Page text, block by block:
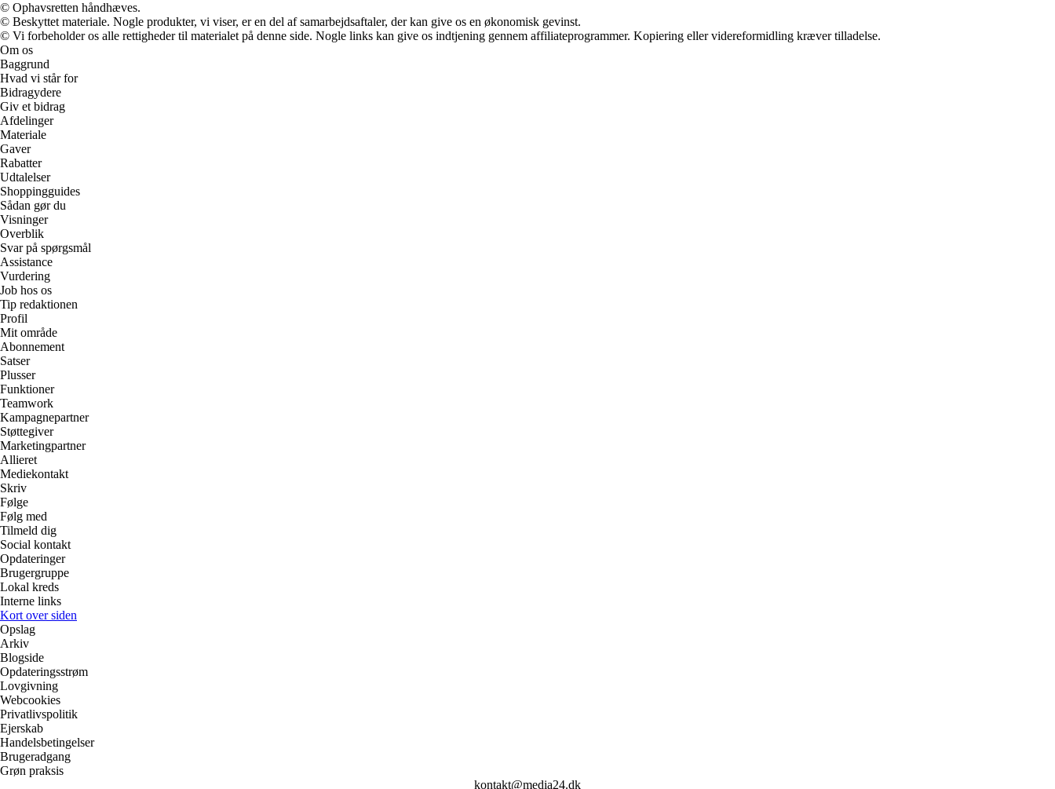
© Ophavsretten håndhæves.
© Beskyttet materiale. Nogle produkter, vi viser, er en del af samarbejdsaftaler, der kan give os en økonomisk gevinst.
© Vi forbeholder os alle rettigheder til materialet på denne side. Nogle links kan give os indtjening gennem affiliateprogrammer. Kopiering eller videreformidling kræver tilladelse.
Om os
Baggrund
Hvad vi står for
Bidragydere
Giv et bidrag
Afdelinger
Materiale
Gaver
Rabatter
Udtalelser
Shoppingguides
Sådan gør du
Visninger
Overblik
Svar på spørgsmål
Assistance
Vurdering
Job hos os
Tip redaktionen
Profil
Mit område
Abonnement
Satser
Plusser
Funktioner
Teamwork
Kampagnepartner
Støttegiver
Marketingpartner
Allieret
Mediekontakt
Skriv
Følge
Følg med
Tilmeld dig
Social kontakt
Opdateringer
Brugergruppe
Lokal kreds
Interne links
Kort over siden
Opslag
Arkiv
Blogside
Opdateringsstrøm
Lovgivning
Webcookies
Privatlivspolitik
Ejerskab
Handelsbetingelser
Brugeradgang
Grøn praksis
kontakt@media24.dk